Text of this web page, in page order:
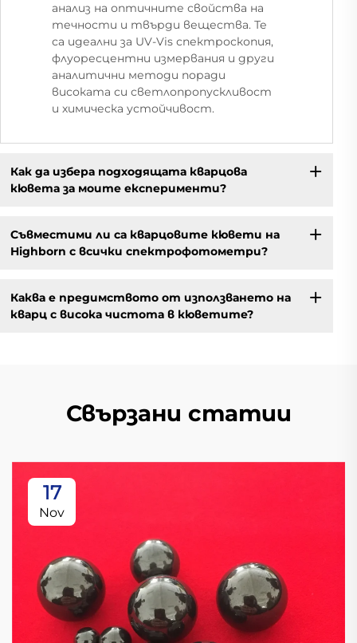
анализ на оптичните свойства на
течности и твърди вещества. Те
са идеални за UV-Vis спектроскопия,
флуоресцентни измервания и други
аналитични методи поради
високата си светлопропускливост
и химическа устойчивост.
Как да избера подходящата кварцова
кювета за моите експерименти?
Съвместими ли са кварцовите кювети на
Highborn с всички спектрофотометри?
Каква е предимството от използването на
кварц с висока чистота в кюветите?
Свързани статии
17
Nov